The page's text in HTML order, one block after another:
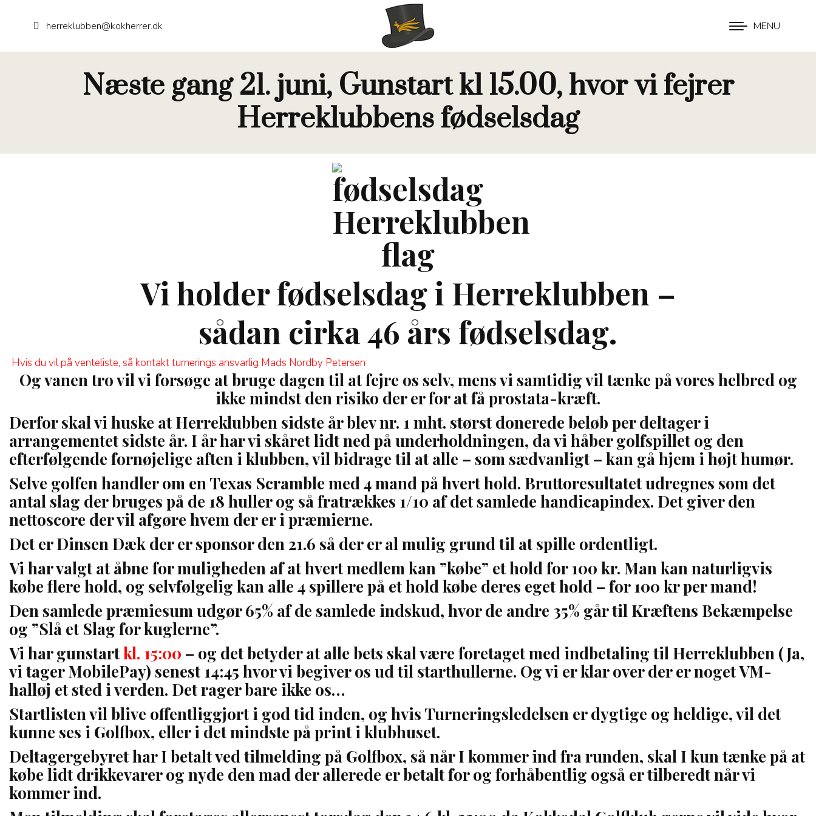
MENU
herreklubben@kokherrer.dk
Næste gang 21. juni, Gunstart kl 15.00, hvor vi fejrer
Herreklubbens fødselsdag
Vi holder fødselsdag i Herreklubben –
sådan cirka 46 års fødselsdag.
Hvis du vil på venteliste, så kontakt turnerings ansvarlig Mads Nordby Petersen
Og vanen tro vil vi forsøge at bruge dagen til at fejre os selv, mens vi samtidig vil tænke på vores helbred og
ikke mindst den risiko der er for at få prostata-kræft.
Derfor skal vi huske at Herreklubben sidste år blev nr. 1 mht. størst donerede beløb per deltager i
arrangementet sidste år. I år har vi skåret lidt ned på underholdningen, da vi håber golfspillet og den
efterfølgende fornøjelige aften i klubben, vil bidrage til at alle – som sædvanligt – kan gå hjem i højt humør.
Selve golfen handler om en Texas Scramble med 4 mand på hvert hold. Bruttoresultatet udregnes som det
antal slag der bruges på de 18 huller og så fratrækkes 1/10 af det samlede handicapindex. Det giver den
nettoscore der vil afgøre hvem der er i præmierne.
Det er Dinsen Dæk der er sponsor den 21.6 så der er al mulig grund til at spille ordentligt.
Vi har valgt at åbne for muligheden af at hvert medlem kan ”købe” et hold for 100 kr. Man kan naturligvis
købe flere hold, og selvfølgelig kan alle 4 spillere på et hold købe deres eget hold – for 100 kr per mand!
Den samlede præmiesum udgør 65% af de samlede indskud, hvor de andre 35% går til Kræftens Bekæmpelse
og ”Slå et Slag for kuglerne”.
Vi har gunstartkl. 15:00 – og det betyder at alle bets skal være foretaget med indbetaling til Herreklubben (Ja,
vi tager MobilePay) senest 14:45 hvor vi begiver os ud til starthullerne. Og vi er klar over der er noget VM-
halløj et sted i verden. Det rager bare ikke os…
Startlisten vil blive offentliggjort i god tid inden, og hvis Turneringsledelsen er dygtige og heldige, vil det
kunne ses i Golfbox, eller i det mindste på print i klubhuset.
Deltagergebyret har I betalt ved tilmelding på Golfbox, så når I kommer ind fra runden, skal I kun tænke på at
købe lidt drikkevarer og nyde den mad der allerede er betalt for og forhåbentlig også er tilberedt når vi
kommer ind.